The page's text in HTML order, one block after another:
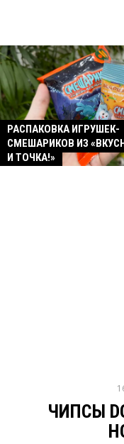
РАСПАКОВКА ИГРУШЕК-
СМЕШАРИКОВ ИЗ
И ТОЧКА!»
ЧИПСЫ